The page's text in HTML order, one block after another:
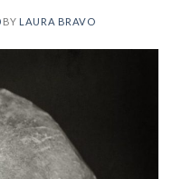
BY LAURA BRAVO